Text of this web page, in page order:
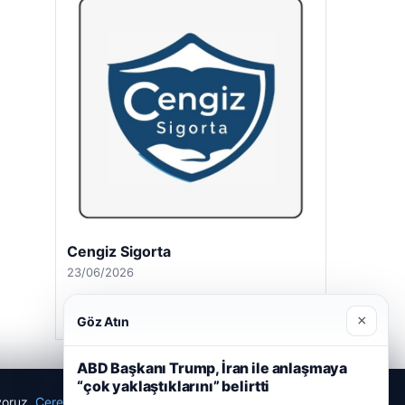
Cengiz Sigorta
23/06/2026
Çerez Politikamız
Göz Atın ×
ABD Başkanı Trump, İran ile anlaşmaya
“çok yaklaştıklarını” belirtti